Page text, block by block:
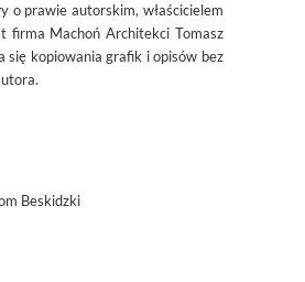
o prawie autorskim, właścicielem
firma Machoń Architekci Tomasz
się kopiowania grafik i opisów bez
Beskidzki